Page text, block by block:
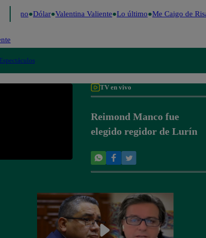
Dólar Valentina Valiente Lo último Me Caigo de Risa
TV en vivo
Reimond Manco fue
elegido regidor de Lurín